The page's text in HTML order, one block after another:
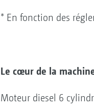
* En fonction des
Le cœur de la
Moteur diesel 6